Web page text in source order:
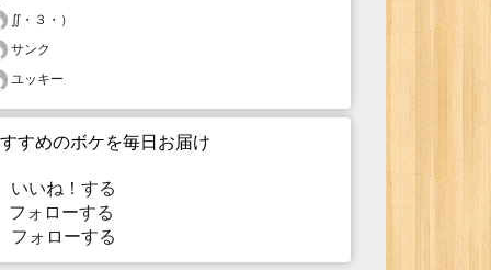
∬・３・）
サンク
ユッキー
すめのボケを毎日お届け
いいね！する
ォローする
フォローする